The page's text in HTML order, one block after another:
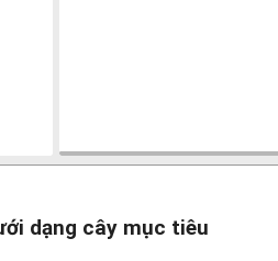
dạng cây mục tiêu